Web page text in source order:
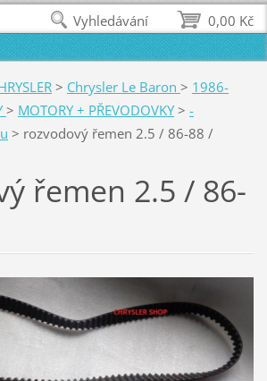
> Chrysler Le Baron > 1986-
> MOTORY + PŘEVODOVKY > -
> rozvodový řemen 2.5 / 86-88 /
řemen 2.5 / 86-
0,00 Kč
Vyhledávání